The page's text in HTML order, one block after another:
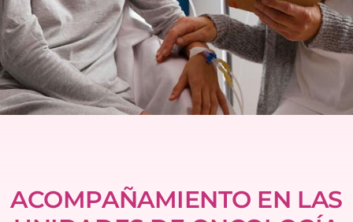
ACOMPAÑAMIENTO EN LAS